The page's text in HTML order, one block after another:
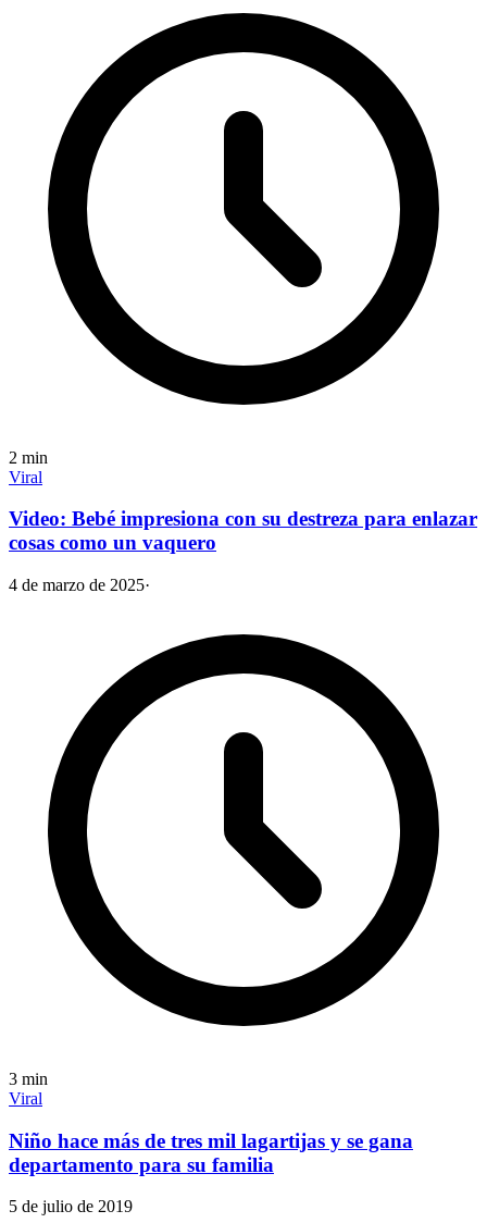
2 min
Viral
Video: Bebé impresiona con su destreza para enlazar
cosas como un vaquero
4 de marzo de 2025·
3 min
Viral
Niño hace más de tres mil lagartijas y se gana
departamento para su familia
5 de julio de 2019